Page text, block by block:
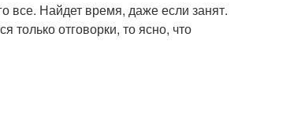
все. Найдет время, даже если занят.
только отговорки, то ясно, что